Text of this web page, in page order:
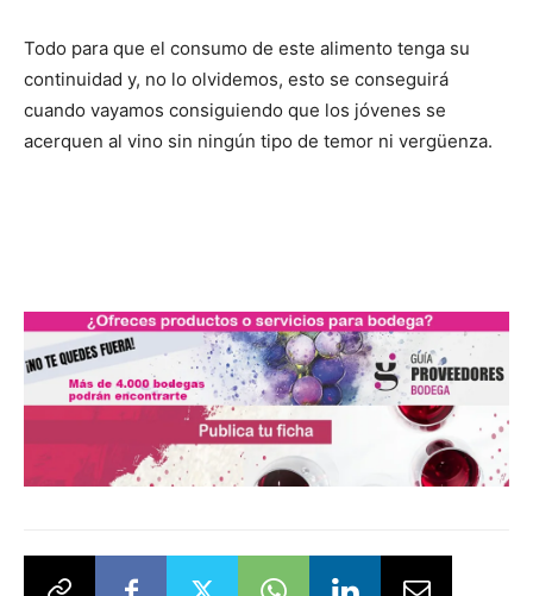
Todo para que el consumo de este alimento tenga su
continuidad y, no lo olvidemos, esto se conseguirá
cuando vayamos consiguiendo que los jóvenes se
acerquen al vino sin ningún tipo de temor ni vergüenza.